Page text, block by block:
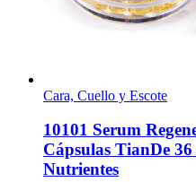
Cara, Cuello y Escote
10101 Serum
Cápsulas TianDe
Nutrientes